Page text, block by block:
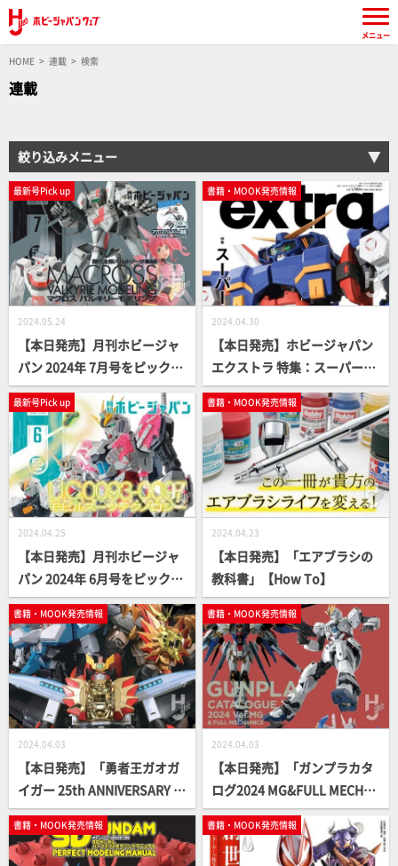
HOME 連載 検索
連載
絞り込みメニュー
最新号Pick up
2024.05.24
【本日発売】月刊ホビージャ
パン 2024年 7月号をピックア
ップ！
書籍・MOOK発売情報
2024.04.30
【本日発売】ホビージャパン
エクストラ 特集：スーパーロ
ボット大戦OG【スパロボO
G】
最新号Pick up
2024.04.25
【本日発売】月刊ホビージャ
パン 2024年 6月号をピックア
ップ！
書籍・MOOK発売情報
2024.04.23
【本日発売】「エアブラシの
教科書」【How To】
書籍・MOOK発売情報
2024.04.03
【本日発売】「勇者王ガオガ
イガー 25th ANNIVERSARY 熱
き勇者たちの玩具神話」【勇
者シリーズ】
書籍・MOOK発売情報
2024.04.03
【本日発売】「ガンプラカタ
ログ2024 MG&FULL MECHA
NICS編」【ガンダム】
書籍・MOOK発売情報 書籍・MOOK発売情報
メニュー